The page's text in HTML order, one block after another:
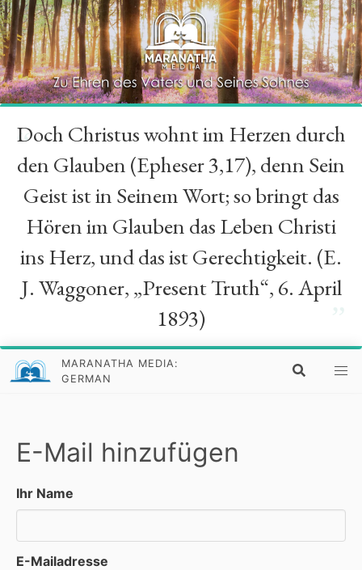
“
Doch Christus wohnt im Herzen durch
den Glauben (Epheser 3,17), denn Sein
Geist ist in Seinem Wort; so bringt das
Hören im Glauben das Leben Christi
ins Herz, und das ist Gerechtigkeit. (E.
J. Waggoner, „Present Truth“, 6. April
1893)
MARANATHA MEDIA:
GERMAN
E-Mail hinzufügen
Ihr Name
E-Mailadresse